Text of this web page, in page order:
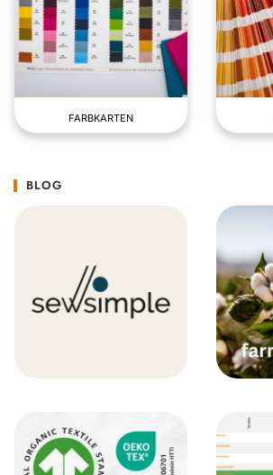
FARBKARTEN
BLOG